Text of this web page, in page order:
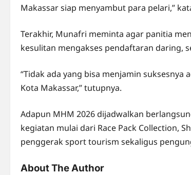
Makassar siap menyambut para pelari,”
Terakhir, Munafri meminta agar panitia
kesulitan mengakses pendaftaran daring,
“Tidak ada yang bisa menjamin
Kota Makassar,” tutupnya.
Adapun MHM 2026 dijadwalkan
kegiatan mulai dari Race Pack Collection,
penggerak sport tourism sekaligus
About The Author